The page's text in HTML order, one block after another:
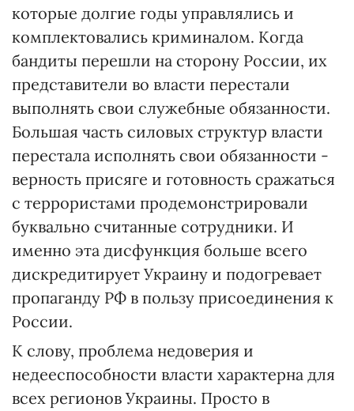
которые долгие годы управлялись и
комплектовались криминалом. Когда
бандиты перешли на сторону России, их
представители во власти перестали
выполнять свои служебные обязанности.
Большая часть силовых структур власти
перестала исполнять свои обязанности -
верность присяге и готовность сражаться
с террористами продемонстрировали
буквально считанные сотрудники. И
именно эта дисфункция больше всего
дискредитирует Украину и подогревает
пропаганду РФ в пользу присоединения к
России.
К слову, проблема недоверия и
недееспособности власти характерна для
всех регионов Украины. Просто в